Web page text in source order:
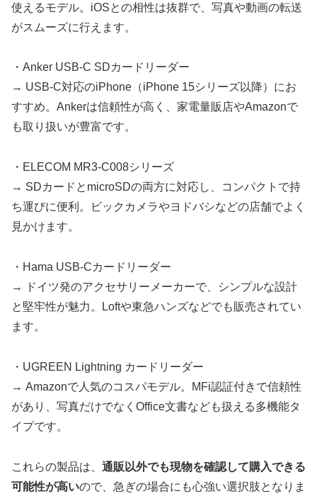
使えるモデル。iOSとの相性は抜群で、写真や動画の転送
がスムーズに行えます。
・Anker USB-C SDカードリーダー
→ USB-C対応のiPhone（iPhone 15シリーズ以降）にお
すすめ。Ankerは信頼性が高く、家電量販店やAmazonで
も取り扱いが豊富です。
・ELECOM MR3-C008シリーズ
→ SDカードとmicroSDの両方に対応し、コンパクトで持
ち運びに便利。ビックカメラやヨドバシなどの店舗でよく
見かけます。
・Hama USB-Cカードリーダー
→ ドイツ発のアクセサリーメーカーで、シンプルな設計
と堅牢性が魅力。Loftや東急ハンズなどでも販売されてい
ます。
・UGREEN Lightning カードリーダー
→ Amazonで人気のコスパモデル。MFi認証付きで信頼性
があり、写真だけでなくOffice文書なども扱える多機能タ
イプです。
これらの製品は、 通販以外でも現物を確認して購入できる
可能性が高いので、急ぎの場合にも心強い選択肢となりま